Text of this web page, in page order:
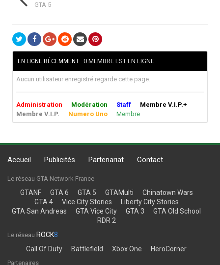
GTA 5
EN LIGNE RÉCEMMENT 0 MEMBRE EST EN LIGNE
Aucun utilisateur enregistré regarde cette page.
Administration Modération Staff
Membre V.I.P.+
Membre V.I.P.
Numero Uno Membre
Accueil Publicités Partenariat Contact
Le réseau GTA Network France
GTANF GTA 6 GTA 5 GTAMulti
Chinatown Wars
GTA 4
Vice City Stories
Liberty City Stories
GTA San Andreas
GTA Vice City GTA 3
GTA Old School
RDR 2
Le réseau ROCK8
Call Of Duty
Battlefield Xbox One HeroCorner
Partenaires